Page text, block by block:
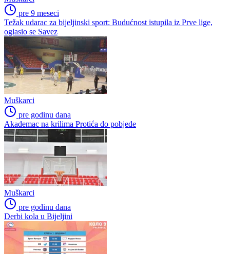
pre 9 meseci
Težak udarac za bijeljinski sport: Budućnost istupila iz Prve lige,
oglasio se Savez
Muškarci
pre godinu dana
Akademac na krilima Protića do pobjede
Muškarci
pre godinu dana
Derbi kola u Bijeljini